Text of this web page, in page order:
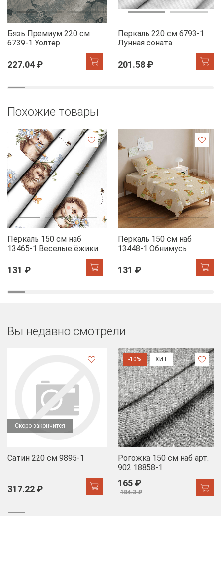
Бязь Премиум 220 см
6739-1 Уолтер
227.04 ₽
Перкаль 220 см 6793-1
Лунная соната
201.58 ₽
Похожие товары
Перкаль 150 см наб
13465-1 Веселые ёжики
131 ₽
Перкаль 150 см наб
13448-1 Обнимусь
131 ₽
Вы недавно смотрели
Скоро закончится
Сатин 220 см 9895-1
317.22 ₽
-10% ХИТ
Рогожка 150 см наб арт.
902 18858-1
165 ₽
184.3 ₽